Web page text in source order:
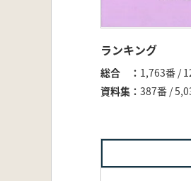
ランキング
総合
1,763番 /
資料集
387番 /